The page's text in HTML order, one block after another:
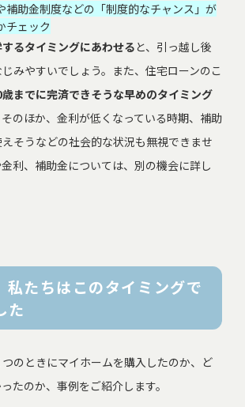
補助金制度などの「制度的なチャンス」が
チェック
るタイミングにあわせると、引っ越し後
みやすいでしょう。また、住宅ローンのこ
歳までに完済できそうな早めのタイミング
のほか、金利が低くなっている時期、補助
そうなどの社会的な状況も無視できませ
利、補助金については、別の機会に詳し
私たちはこのタイミングで
た
のときにマイホームを購入したのか、ど
たのか、事例をご紹介します。